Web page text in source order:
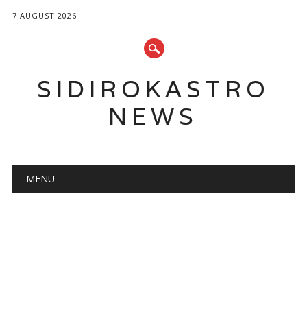
7 AUGUST 2026
SIDIROKASTRO
NEWS
Main menu
MENU